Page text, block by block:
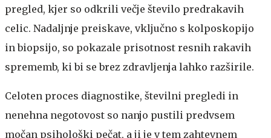
pregled, kjer so odkrili večje število predrakavih
celic. Nadaljnje preiskave, vključno s kolposkopijo
in biopsijo, so pokazale prisotnost resnih rakavih
sprememb, ki bi se brez zdravljenja lahko razširile.
Celoten proces diagnostike, številni pregledi in
nenehna negotovost so nanjo pustili predvsem
močan psihološki pečat, a ji je v tem zahtevnem